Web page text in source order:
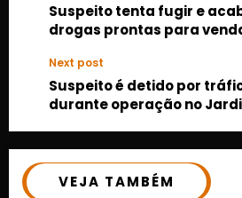
Suspeito tenta fugir e
drogas prontas para
Next post
Suspeito é detido por
durante operação no
VEJA TAMBÉM